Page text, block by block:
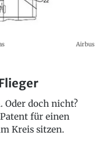
Airbus
Oder doch nicht?
für einen
Kreis sitzen.